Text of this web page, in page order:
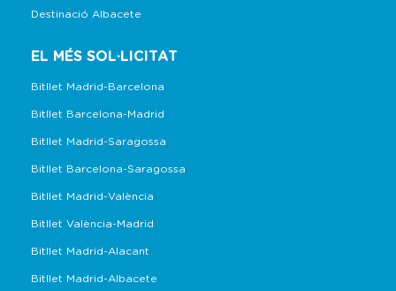
Destinació Albacete
EL MÉS SOL·LICITAT
Bitllet Madrid-Barcelona
Bitllet Barcelona-Madrid
Bitllet Madrid-Saragossa
Bitllet Barcelona-Saragossa
Bitllet Madrid-València
Bitllet València-Madrid
Bitllet Madrid-Alacant
Bitllet Madrid-Albacete